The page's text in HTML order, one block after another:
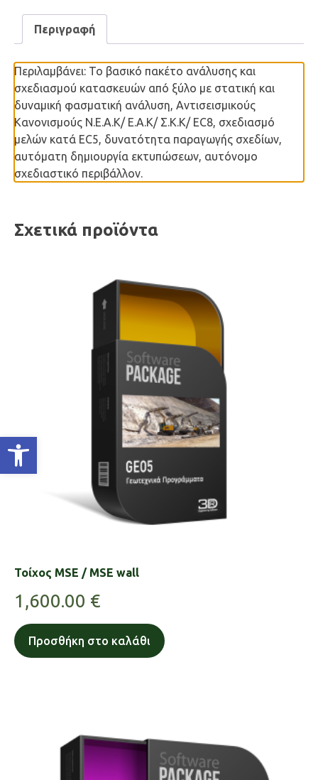
Ανοίξτε τη γραμμή εργαλείων
Περιγραφή
Περιλαμβάνει: Το βασικό πακέτο ανάλυσης και
σχεδιασμού κατασκευών από ξύλο με στατική και
δυναμική φασματική ανάλυση, Αντισεισμικούς
Κανονισμούς Ν.Ε.Α.Κ/ Ε.Α.Κ/ Σ.Κ.Κ/ EC8, σχεδιασμό
μελών κατά EC5, δυνατότητα παραγωγής σχεδίων,
αυτόματη δημιουργία εκτυπώσεων, αυτόνομο
σχεδιαστικό περιβάλλον.
Σχετικά προϊόντα
Τοίχος MSE / MSE wall
1,600.00 €
Προσθήκη στο καλάθι